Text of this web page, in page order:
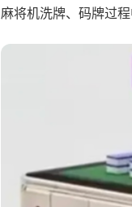
麻将机洗牌、码牌过